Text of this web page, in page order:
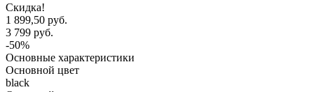
Скидка!
1 899,50 руб.
3 799 руб.
-50%
Основные характеристики
Основной цвет
black